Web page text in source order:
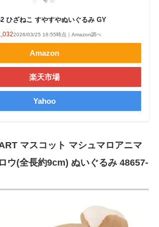
ひざねこ すやすやぬいぐるみ GY
2026/03/25 16:55時点｜Amazon調べ
Amazon
楽天市場
Yahoo
マスコット マシュマロアニマ
ウ(全長約9cm) ぬいぐるみ 48657-